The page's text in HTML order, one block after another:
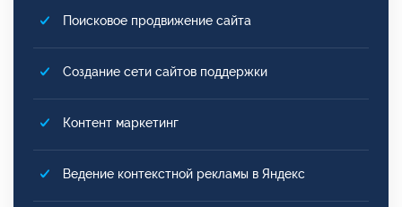
Поисковое продвижение сайта
Создание сети сайтов поддержки
Контент маркетинг
Ведение контекстной рекламы в Яндекс